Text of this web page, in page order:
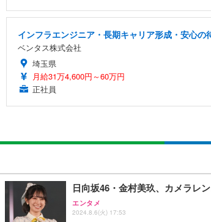
インフラエンジニア・長期キャリア形成・安心の
ベンタス株式会社
埼玉県
月給31万4,600円～60万円
正社員
日向坂46・金村美玖、カメラレ
エンタメ
2024.8.6(火) 17:53